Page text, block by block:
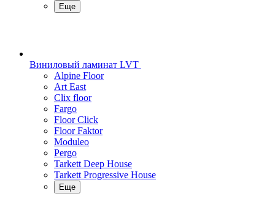
Еще
Виниловый ламинат LVT
Alpine Floor
Art East
Clix floor
Fargo
Floor Click
Floor Faktor
Moduleo
Pergo
Tarkett Deep House
Tarkett Progressive House
Еще